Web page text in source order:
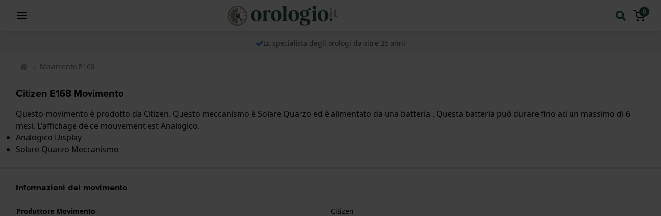
0
Lo specialista degli orologi da oltre 25 anni
Movimento E168
Citizen E168 Movimento
Questo movimento è prodotto da Citizen. Questo meccanismo è Solare Quarzo ed è alimentato da una batteria . Questa batteria può durare fino ad un massimo di 6
mesi. L'affichage de ce mouvement est Analogico.
Analogico Display
Solare Quarzo Meccanismo
Informazioni del movimento
Produttore Movimento
Citizen